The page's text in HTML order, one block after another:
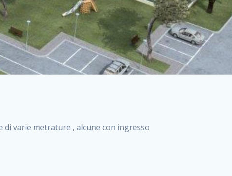
varie metrature , alcune con ingresso